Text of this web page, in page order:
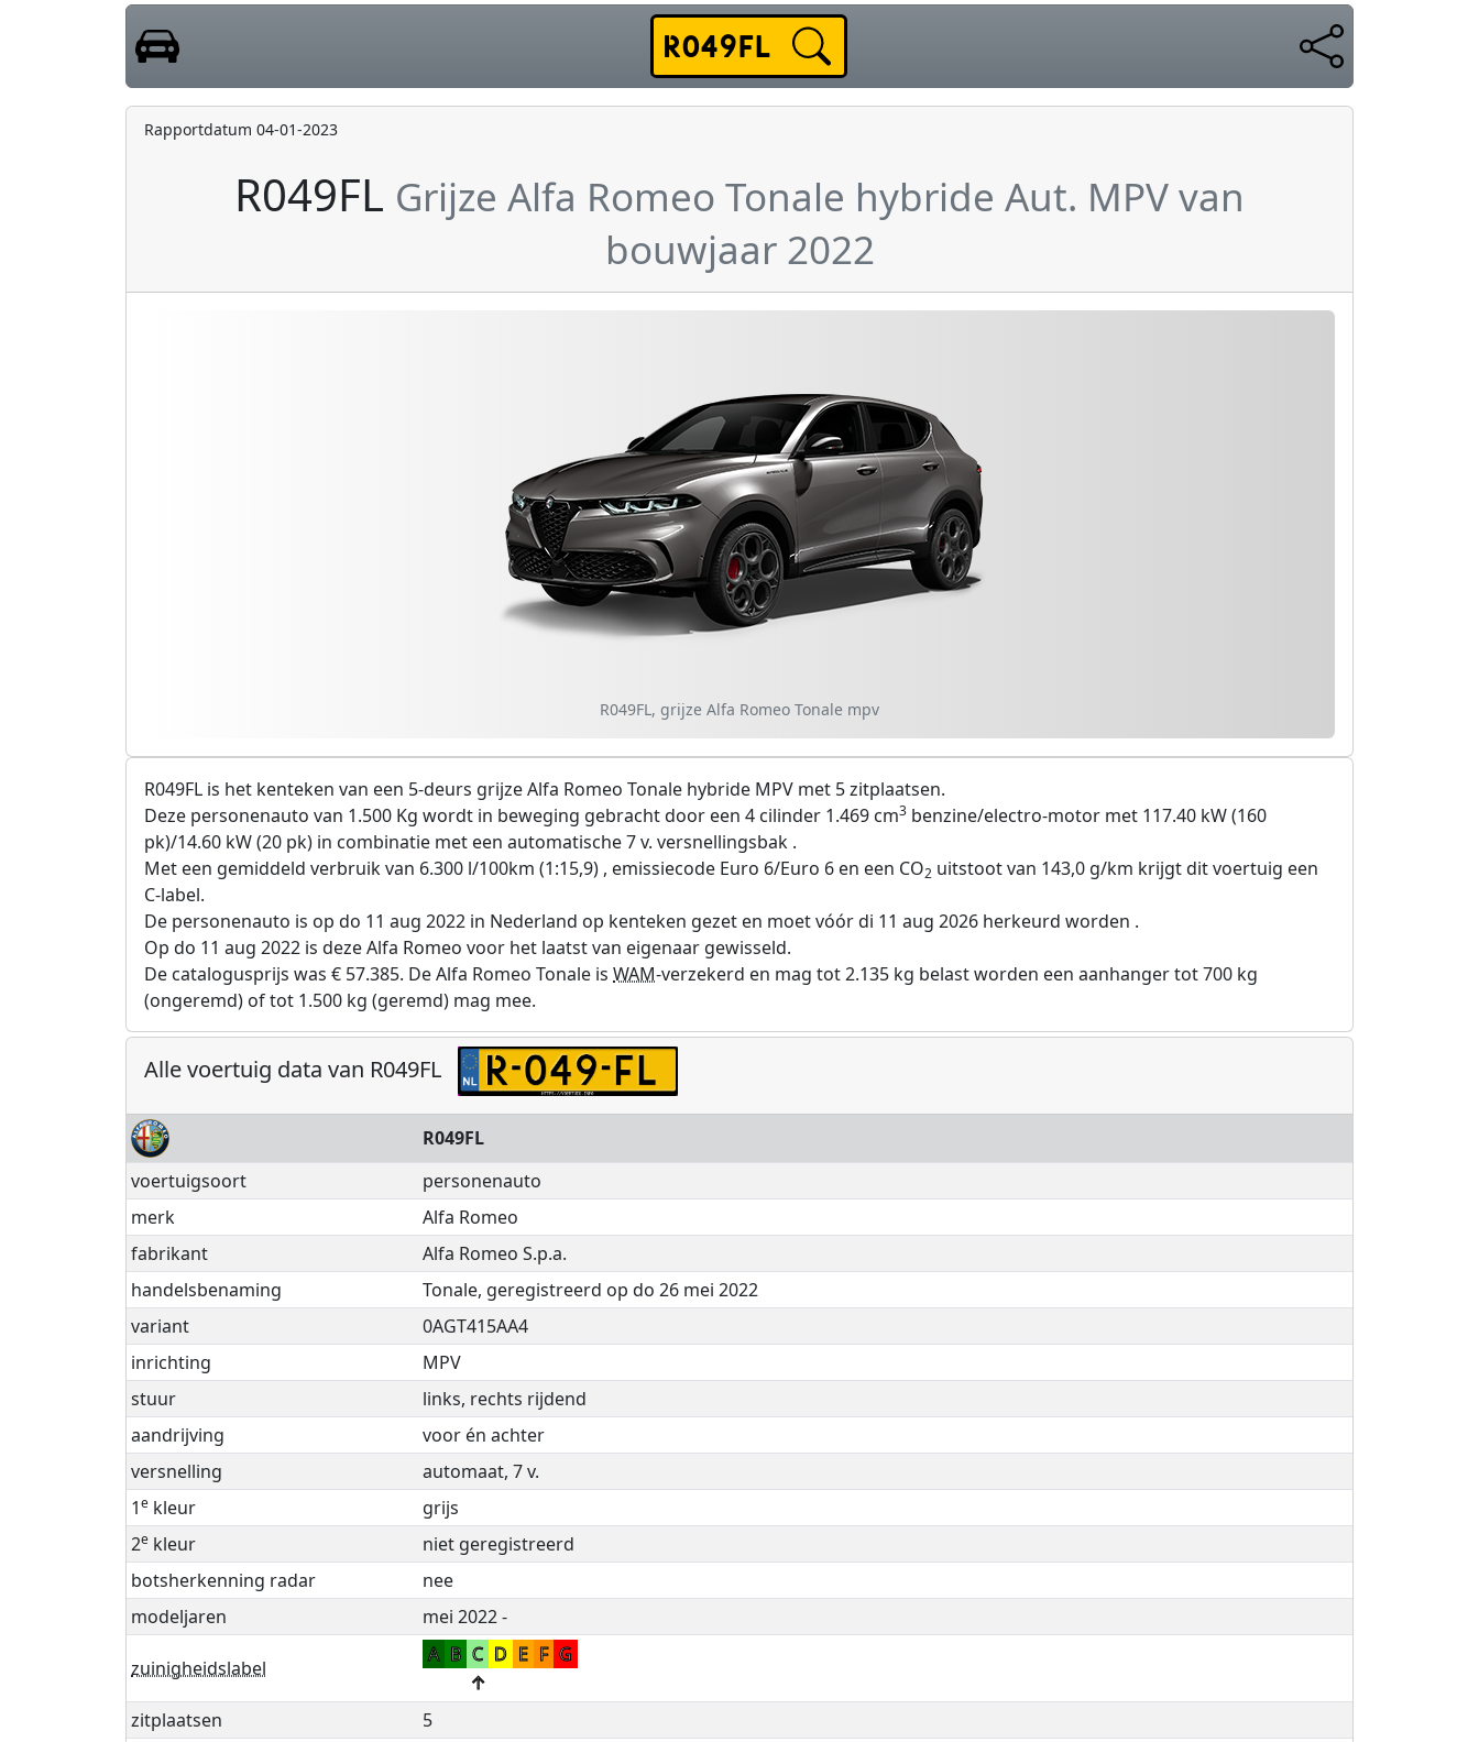
Rapportdatum 04-01-2023
R049FL Grijze Alfa Romeo Tonale hybride Aut. MPV van
bouwjaar 2022
R049FL, grijze Alfa Romeo Tonale mpv
R049FL is het kenteken van een 5-deurs grijze Alfa Romeo Tonale hybride MPV met 5 zitplaatsen.
Deze personenauto van 1.500 Kg wordt in beweging gebracht door een 4 cilinder 1.469 cm3 benzine/electro-motor met 117.40 kW (160
pk)/14.60 kW (20 pk) in combinatie met een automatische 7 v. versnellingsbak .
Met een gemiddeld verbruik van 6.300 l/100km (1:15,9) , emissiecode Euro 6/Euro 6 en een CO2 uitstoot van 143,0 g/km krijgt dit voertuig een
C-label.
De personenauto is op do 11 aug 2022 in Nederland op kenteken gezet en moet vóór di 11 aug 2026 herkeurd worden .
Op do 11 aug 2022 is deze Alfa Romeo voor het laatst van eigenaar gewisseld.
De catalogusprijs was € 57.385. De Alfa Romeo Tonale is WAM-verzekerd en mag tot 2.135 kg belast worden een aanhanger tot 700 kg
(ongeremd) of tot 1.500 kg (geremd) mag mee.
Alle voertuig data van R049FL
R049FL
voertuigsoort
personenauto
merk
Alfa Romeo
fabrikant
Alfa Romeo S.p.a.
handelsbenaming
Tonale, geregistreerd op do 26 mei 2022
variant
0AGT415AA4
inrichting
MPV
stuur
links, rechts rijdend
aandrijving
voor én achter
versnelling
automaat, 7 v.
1e kleur
grijs
2e kleur
niet geregistreerd
botsherkenning radar
nee
modeljaren
mei 2022 -
zuinigheidslabel
A B C D E F G
↑
zitplaatsen
5